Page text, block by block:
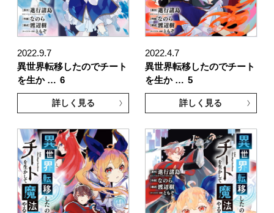
2022.9.7
異世界転移したのでチート
を生か … 6
詳しく見る
2022.4.7
異世界転移したのでチート
を生か … 5
詳しく見る